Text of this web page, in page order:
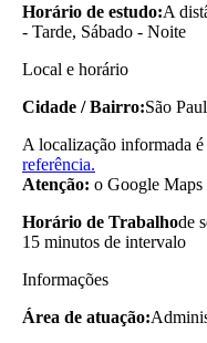
Horário de estudo:A
- Tarde, Sábado - Noite
Local e horário
Cidade / Bairro:São
A localização informada é
referência.
Atenção: o Google Maps
Horário de Trabalhode
15 minutos de intervalo
Informações
Área de atuação: